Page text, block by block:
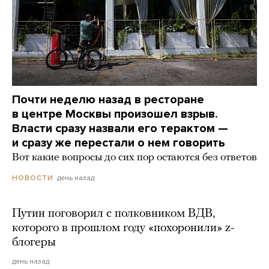
Почти неделю назад в ресторане
в центре Москвы произошел взрыв.
Власти сразу назвали его терактом —
и сразу же перестали о нем говорить
Вот какие вопросы до сих пор остаются без ответов
НОВОСТИ день назад
Путин поговорил с полковником ВДВ,
которого в прошлом году «похоронили» z-
блогеры
день назад